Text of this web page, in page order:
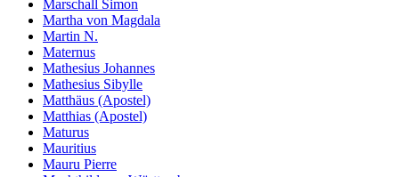
Marschall Simon
Martha von Magdala
Martin N.
Maternus
Mathesius Johannes
Mathesius Sibylle
Matthäus (Apostel)
Matthias (Apostel)
Maturus
Mauritius
Mauru Pierre